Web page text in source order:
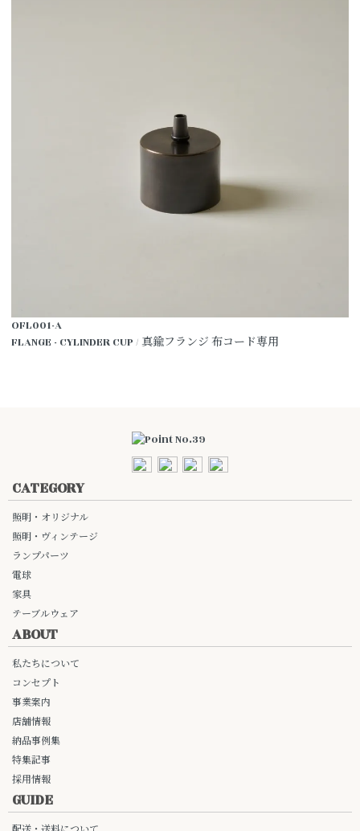
OFL001-A
FLANGE - CYLINDER CUP / 真鍮フランジ 布コード専用
CATEGORY
照明・オリジナル
照明・ヴィンテージ
ランプパーツ
電球
家具
テーブルウェア
ABOUT
私たちについて
コンセプト
事業案内
店舗情報
納品事例集
特集記事
採用情報
GUIDE